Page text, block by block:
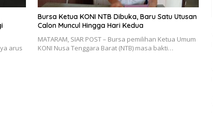
arus
Bursa Ketua KONI NTB Dibuka, Baru Satu Utusan
Calon Muncul Hingga Hari Kedua
MATARAM, SIAR POST – Bursa pemilihan Ketua Umum
KONI Nusa Tenggara Barat (NTB) masa bakti…